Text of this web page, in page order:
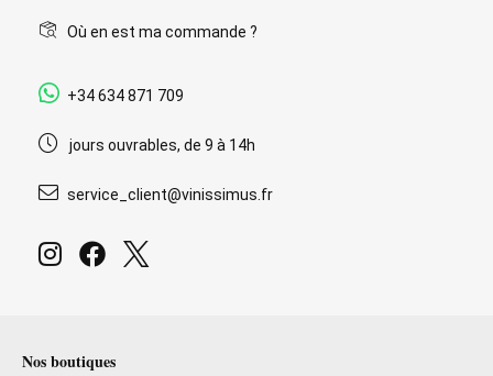
Où en est ma commande ?
+34 634 871 709
jours ouvrables, de 9 à 14h
service_client@vinissimus.fr
Nos boutiques